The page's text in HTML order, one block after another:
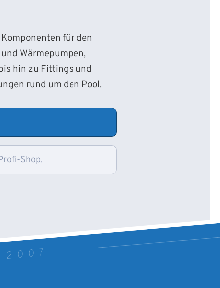
für den
Wärmepumpen,
hin zu Fittings und
rund um den Pool.
Shop.